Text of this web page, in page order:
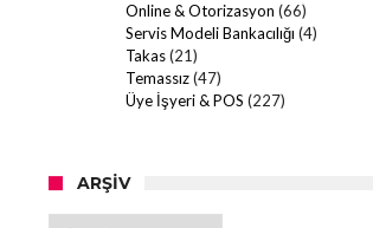
Online & Otorizasyon (66)
Servis Modeli Bankacılığı (4)
Takas(21)
Temassız(47)
Üye İşyeri & POS (227)
ARŞIV